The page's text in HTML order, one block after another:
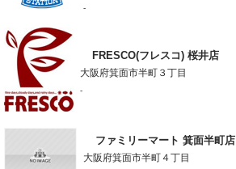
-
FRESCO(フレスコ) 桜井店
大阪府箕面市半町３丁目
-
ファミリーマート 箕面半町店
大阪府箕面市半町４丁目